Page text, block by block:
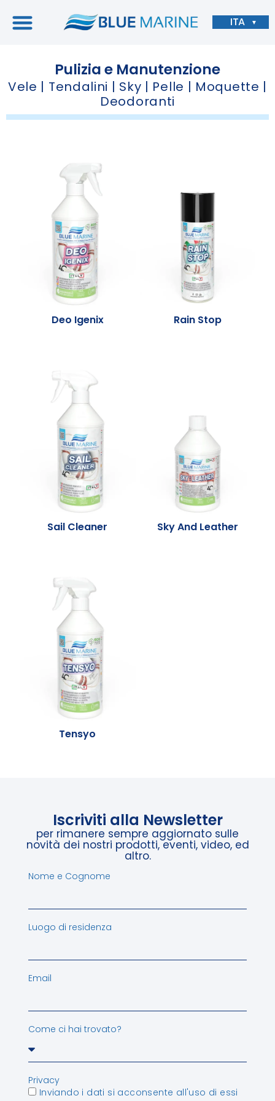
ITA ▼
Pulizia e Manutenzione
Vele | Tendalini | Sky | Pelle | Moquette |
Deodoranti
Deo Igenix Rain Stop
Sail Cleaner Sky And Leather
Tensyo
Iscriviti alla Newsletter
per rimanere sempre aggiornato sulle
novità dei nostri prodotti, eventi, video, ed
altro.
Nome e Cognome
Luogo di residenza
Email
Come ci hai trovato?
Privacy
Inviando i dati si acconsente all'uso di essi